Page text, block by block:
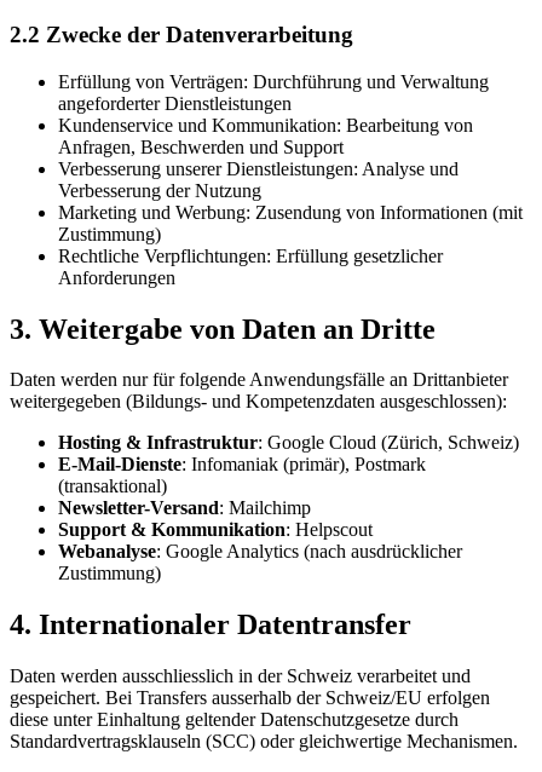
2.2 Zwecke der Datenverarbeitung
Erfüllung von Verträgen: Durchführung und Verwaltung
angeforderter Dienstleistungen
Kundenservice und Kommunikation: Bearbeitung von
Anfragen, Beschwerden und Support
Verbesserung unserer Dienstleistungen: Analyse und
Verbesserung der Nutzung
Marketing und Werbung: Zusendung von Informationen (mit
Zustimmung)
Rechtliche Verpflichtungen: Erfüllung gesetzlicher
Anforderungen
3. Weitergabe von Daten an Dritte
Daten werden nur für folgende Anwendungsfälle an Drittanbieter
weitergegeben (Bildungs- und Kompetenzdaten ausgeschlossen):
Hosting & Infrastruktur: Google Cloud (Zürich, Schweiz)
E-Mail-Dienste: Infomaniak (primär), Postmark
(transaktional)
Newsletter-Versand: Mailchimp
Support & Kommunikation: Helpscout
Webanalyse: Google Analytics (nach ausdrücklicher
Zustimmung)
4. Internationaler Datentransfer
Daten werden ausschliesslich in der Schweiz verarbeitet und
gespeichert. Bei Transfers ausserhalb der Schweiz/EU erfolgen
diese unter Einhaltung geltender Datenschutzgesetze durch
Standardvertragsklauseln (SCC) oder gleichwertige Mechanismen.